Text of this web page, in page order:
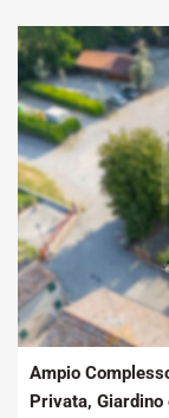
Tipo contratto:
Vendita
Ampio
Privata, Giardino